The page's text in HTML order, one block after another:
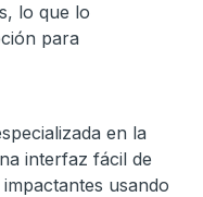
lo que lo
para
en la
interfaz fácil de
usando